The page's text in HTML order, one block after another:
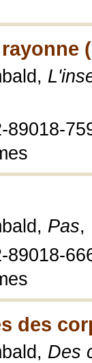
89018-
Pas,
89018-
des
Des